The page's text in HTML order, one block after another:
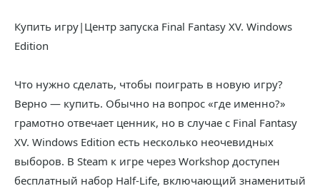
Купить игру|Центр запуска Final Fantasy XV. Windows
Edition
Что нужно сделать, чтобы поиграть в новую игру?
Верно — купить. Обычно на вопрос «где именно?»
грамотно отвечает ценник, но в случае с Final Fantasy
XV. Windows Edition есть несколько неочевидных
выборов. В Steam к игре через Workshop доступен
бесплатный набор Half-Life, включающий знаменитый